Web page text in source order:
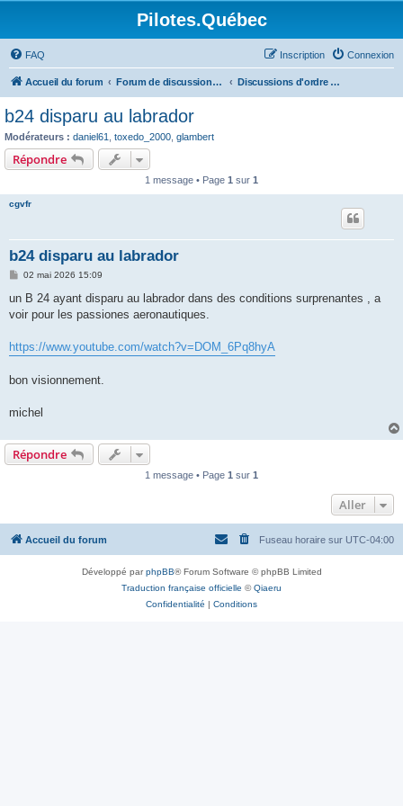
Pilotes.Québec
FAQ Connexion
Inscription
Accueil du forum Forum de discussions sur l'aviation générale Discussions d'ordre général
b24 disparu au labrador
Modérateurs : daniel61 toxedo_2000 glambert
Répondre
1 message • Page 1 sur 1
cgvfr
b24 disparu au labrador
M
s
a
02 mai 2026 15:09
un B 24 ayant disparu au labrador dans des conditions surprenantes , a
voir pour les passiones aeronautiques.
https://www.youtube.com/watch?v=DOM_6Pq8hyA
bon visionnement.
michel
Répondre
1 message • Page 1 sur 1
Aller
Accueil du forum Fuseau horaire sur UTC-04:00
Développé parphpBB® Forum Software © phpBB Limited
Traduction française officielle ©Qiaeru
Confidentialité | Conditions